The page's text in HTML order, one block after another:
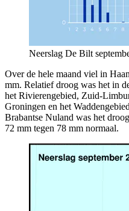
Neerslag De Bilt
Over de hele maand viel in
mm. Relatief droog was het in
het Rivierengebied, Zuid-
Groningen en het
Brabantse Nuland was het
72 mm tegen 78 mm normaal.